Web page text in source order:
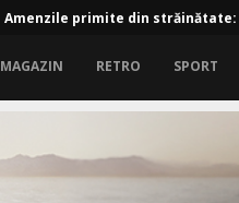
Amenzile primite din
MAGAZIN RETRO SPORT